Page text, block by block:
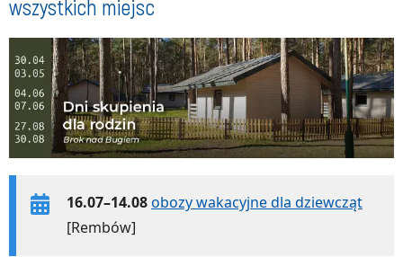
wszystkich miejsc
16.07–14.08obozy wakacyjne dla dziewcząt
[Rembów]